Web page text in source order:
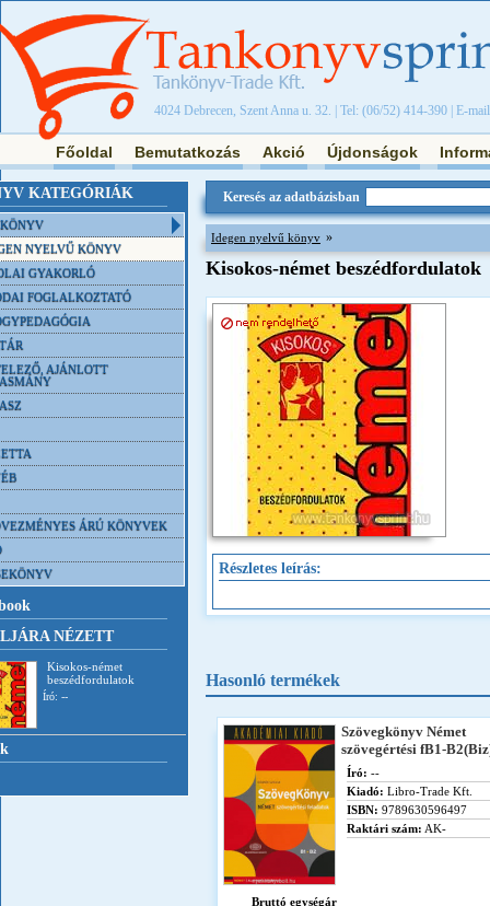
4024 Debrecen, Szent Anna u. 32. | Tel: (06/52) 414-390 | E-
Főoldal Bemutatkozás Akció Újdonságok
KATEGÓRIÁK
NYELVŰ KÖNYV
GYAKORLÓ
FOGLALKOZTATÓ
AJÁNLOTT
ÁRÚ KÖNYVEK
NÉZETT
Kisokos-német
beszédfordulatok
Író: --
Keresés az adatbázisban
Idegen nyelvű könyv »
Kisokos-német beszédfordulatok
Részletes leírás:
Hasonló termékek
Szövegkönyv Német
szövegértési fB1-
Író: --
Kiadó: Libro-Trade Kft.
ISBN: 9789630596497
Raktári szám: AK-
Bruttó egységár